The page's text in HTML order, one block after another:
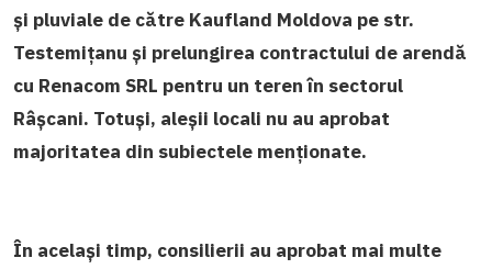
și pluviale de către Kaufland Moldova pe str.
Testemițanu și prelungirea contractului de arendă
cu Renacom SRL pentru un teren în sectorul
Râșcani. Totuși, aleșii locali nu au aprobat
majoritatea din subiectele menționate.
În același timp, consilierii au aprobat mai multe